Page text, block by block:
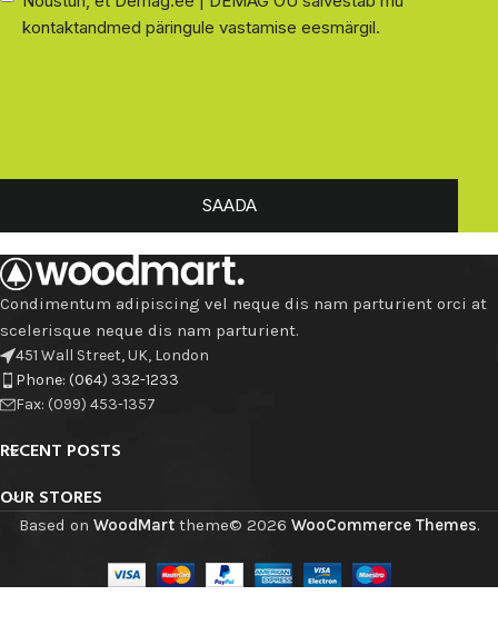
kontaktandmed päringule vastamise eesmärgil.
SAADA
Condimentum adipiscing vel neque dis nam parturient orci at
scelerisque neque dis nam parturient.
451 Wall Street, UK, London
Phone: (064) 332-1233
Fax: (099) 453-1357
RECENT POSTS
OUR STORES
Based on WoodMarttheme© 2026 WooCommerce Themes.